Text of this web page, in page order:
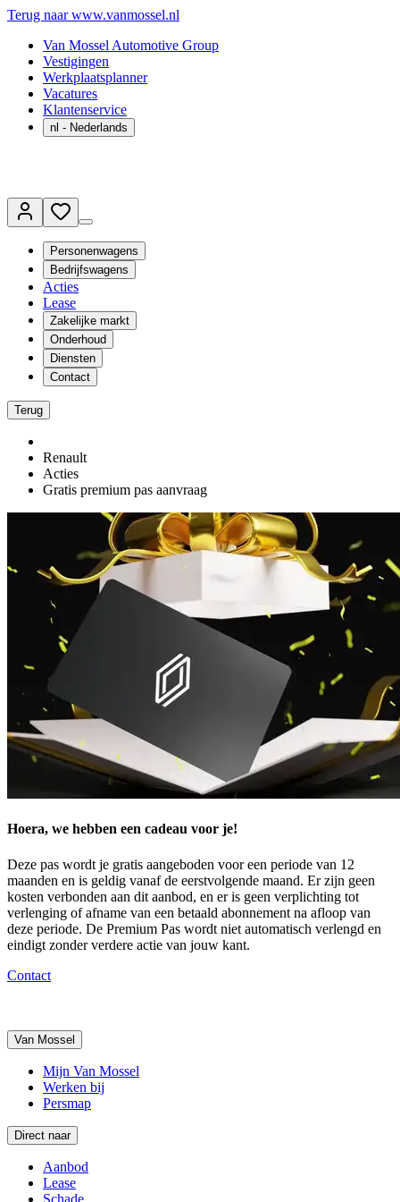
Terug naar www.vanmossel.nl
Van Mossel Automotive Group
Vestigingen
Werkplaatsplanner
Vacatures
Klantenservice
nl - Nederlands
Personenwagens
Bedrijfswagens
Acties
Lease
Zakelijke markt
Onderhoud
Diensten
Contact
Terug
Renault
Acties
Gratis premium pas aanvraag
Hoera, we hebben een cadeau voor je!
Deze pas wordt je gratis aangeboden voor een periode van 12
maanden en is geldig vanaf de eerstvolgende maand. Er zijn geen
kosten verbonden aan dit aanbod, en er is geen verplichting tot
verlenging of afname van een betaald abonnement na afloop van
deze periode. De Premium Pas wordt niet automatisch verlengd en
eindigt zonder verdere actie van jouw kant.
Contact
Van Mossel
Mijn Van Mossel
Werken bij
Persmap
Direct naar
Aanbod
Lease
Schade